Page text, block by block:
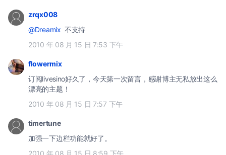
zrqx008
@Dreamix 不支持
2010 年 08 月 15 日 7:53 下午
flowermix
订阅livesino好久了，今天第一次留言，感谢博主无私放出这么
漂亮的主题！
2010 年 08 月 15 日 7:57 下午
timertune
加强一下边栏功能就好了。
2010 年 08 月 15 日 8:59 下午